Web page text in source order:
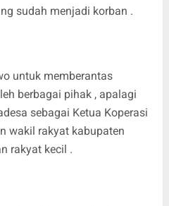
sudah menjadi korban .
untuk memberantas
berbagai pihak , apalagi
sebagai Ketua Koperasi
wakil rakyat kabupaten
rakyat kecil .